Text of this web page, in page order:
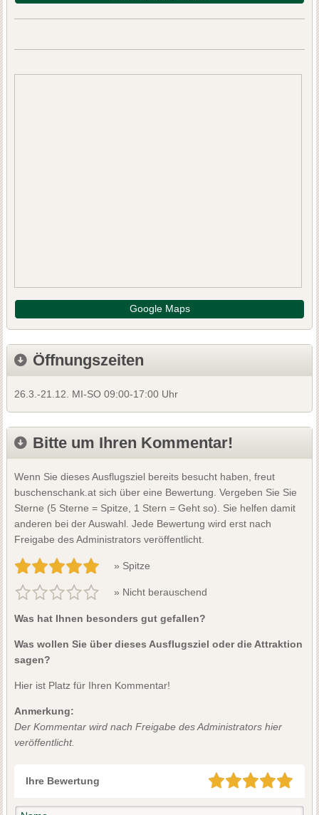
Google Maps
Öffnungszeiten
26.3.-21.12. MI-SO 09:00-17:00 Uhr
Bitte um Ihren Kommentar!
Wenn Sie dieses Ausflugsziel bereits besucht haben, freut
buschenschank.at sich über eine Bewertung. Vergeben Sie Sie
Sterne (5 Sterne = Spitze, 1 Stern = Geht so). Sie helfen damit
anderen bei der Auswahl. Jede Bewertung wird erst nach
Freigabe des Administrators veröffentlicht.
» Spitze
» Nicht berauschend
Was hat Ihnen besonders gut gefallen?
Was wollen Sie über dieses Ausflugsziel oder die Attraktion
sagen?
Hier ist Platz für Ihren Kommentar!
Anmerkung:
Der Kommentar wird nach Freigabe des Administrators hier
veröffentlicht.
Ihre Bewertung